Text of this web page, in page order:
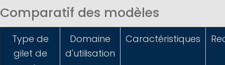
Comparatif des modèles
Type de
gilet de
Domaine
d'utilisation
Caractéristiques